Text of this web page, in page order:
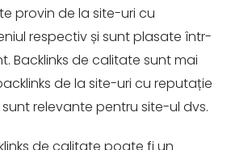
provin de la site-uri cu
respectiv și sunt plasate într-
Backlinks de calitate sunt mai
de la site-uri cu reputație
relevante pentru site-ul dvs.